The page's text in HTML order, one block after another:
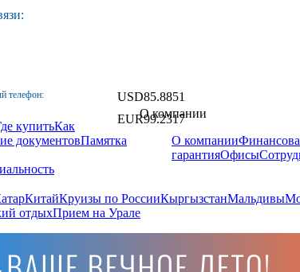
телефон: USD85.8851
EUR99.2317
купитьКак
документовПамятка
О компании
О компании
гарантияОфисы
КитайКруизы по РоссииКыргызстанМальдивы
отдыхПрием на Урале